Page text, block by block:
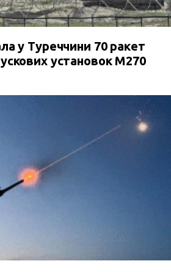
у Туреччини 70 ракет
установок M270